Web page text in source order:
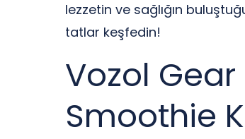
lezzetin ve sağlığın
tatlar keşfedin!
Vozol Gear
Smoothie